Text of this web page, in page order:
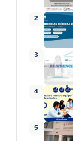
2
3
4
5